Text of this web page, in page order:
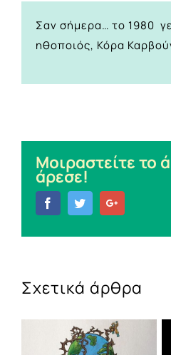
Σαν σήμερα… το 1980
ηθοποιός, Κόρα
Μοιραστείτε το
άρεσε!
FacebookTwitter
Σχετικά άρθρα